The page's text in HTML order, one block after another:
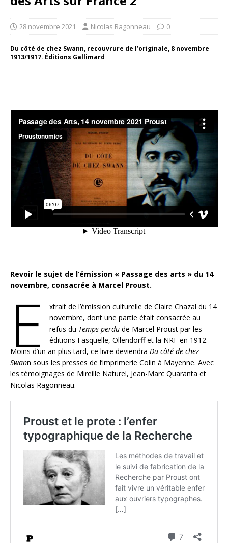
28 novembre 2021 Nicolas Ragonneau 0
Du côté de chez Swann, recouvrure de l’originale, 8 novembre
1913/1917. Éditions Gallimard
Revoir le sujet de l’émission « Passage des arts » du 14
novembre, consacrée à Marcel Proust.
E
xtrait de l’émission culturelle de Claire Chazal du 14
novembre, dont une partie était consacrée au
refus du Temps perdude Marcel Proust par les
éditions Fasquelle, Ollendorff et la NRF en 1912.
Moins d’un an plus tard, ce livre deviendra Du côté de chez
Swann sous les presses de l’imprimerie Colin à Mayenne. Avec
les témoignages de Mireille Naturel, Jean-Marc Quaranta et
Nicolas Ragonneau.